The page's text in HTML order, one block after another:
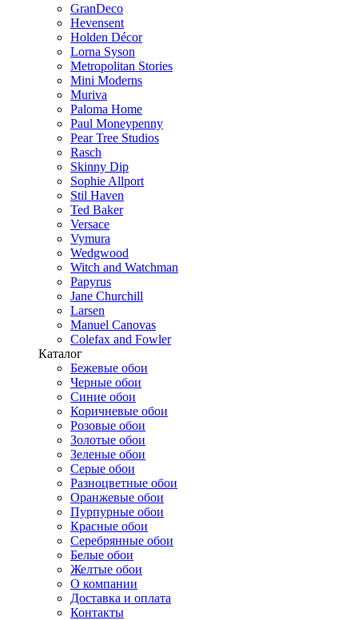
GranDeco
Hevensent
Holden Décor
Lorna Syson
Metropolitan Stories
Mini Moderns
Muriva
Paloma Home
Paul Moneypenny
Pear Tree Studios
Rasch
Skinny Dip
Sophie Allport
Stil Haven
Ted Baker
Versace
Vymura
Wedgwood
Witch and Watchman
Papyrus
Jane Churchill
Larsen
Manuel Canovas
Colefax and Fowler
Каталог
Бежевые обои
Черные обои
Синие обои
Коричневые обои
Розовые обои
Золотые обои
Зеленые обои
Серые обои
Разноцветные обои
Оранжевые обои
Пурпурные обои
Красные обои
Серебрянные обои
Белые обои
Желтые обои
О компании
Доставка и оплата
Контакты